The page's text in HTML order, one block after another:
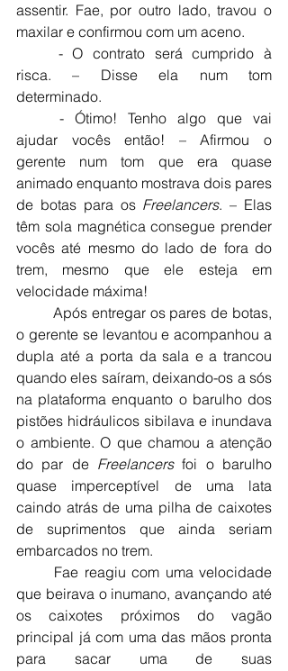
assentir. Fae, por outro lado, travou o
maxilar e confirmou com um aceno.
risca. – Disse ela num tom
determinado.
ajudar vocês então! – Afirmou o
gerente num tom que era quase
animado enquanto mostrava dois pares
de botas para os Freelancers. – Elas
têm sola magnética consegue prender
vocês até mesmo do lado de fora do
trem, mesmo que ele esteja em
velocidade máxima!
o gerente se levantou e acompanhou a
dupla até a porta da sala e a trancou
quando eles saíram, deixando-os a sós
na plataforma enquanto o barulho dos
pistões hidráulicos sibilava e inundava
o ambiente. O que chamou a atenção
do par de Freelancers foi o barulho
quase imperceptível de uma lata
caindo atrás de uma pilha de caixotes
de suprimentos que ainda seriam
embarcados no trem.
que beirava o inumano, avançando até
os caixotes próximos do vagão
principal já com uma das mãos pronta
para sacar uma de suas